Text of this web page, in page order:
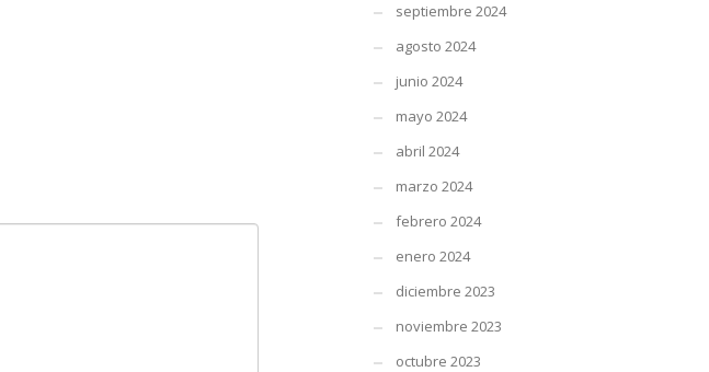
septiembre 2024
agosto 2024
junio 2024
mayo 2024
abril 2024
marzo 2024
febrero 2024
enero 2024
diciembre 2023
noviembre 2023
octubre 2023